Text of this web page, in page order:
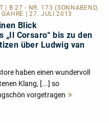
| B 27 - NR. 173 (SONNABEND,
| 27. JULI 2013
Blick
„Il Corsaro“ bis zu den
über Ludwig van
haben einen wundervoll
Klang, [...] so
vorgetragen